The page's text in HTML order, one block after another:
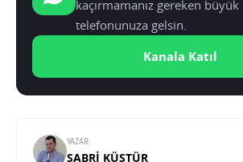
kaçırmamanız gereken
telefonunuza gelsin.
Kanala Katıl
YAZAR:
SABRI KÜSTÜR